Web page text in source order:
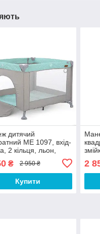
дитячий
МЕ 1097, вхід-
2 кільця, льон,
₴ 2 950 ₴
Купити
2